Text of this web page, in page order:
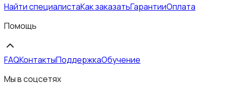
Найти специалистаКак заказатьГарантииОплата
Помощь
FAQКонтактыПоддержкаОбучение
Мы в соцсетях